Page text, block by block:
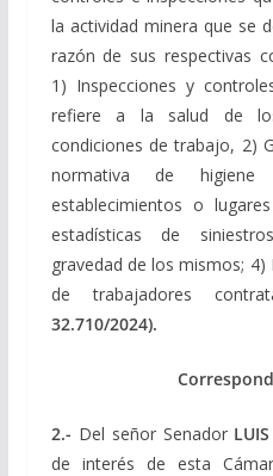
la actividad minera que se
razón de sus respectivas
1) Inspecciones y
refiere a la salud de
condiciones de trabajo, 2)
normativa de
establecimientos o
estadísticas de
gravedad de los mismos;
de trabajadores
32.710/2024).
2.- Del señor Senador
de interés de esta